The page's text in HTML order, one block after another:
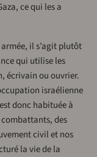
ce qui les a
il s’agit plutôt
qui utilise les
écrivain ou ouvrier.
israélienne
donc habituée à
combattants, des
civil et nos
la vie de la